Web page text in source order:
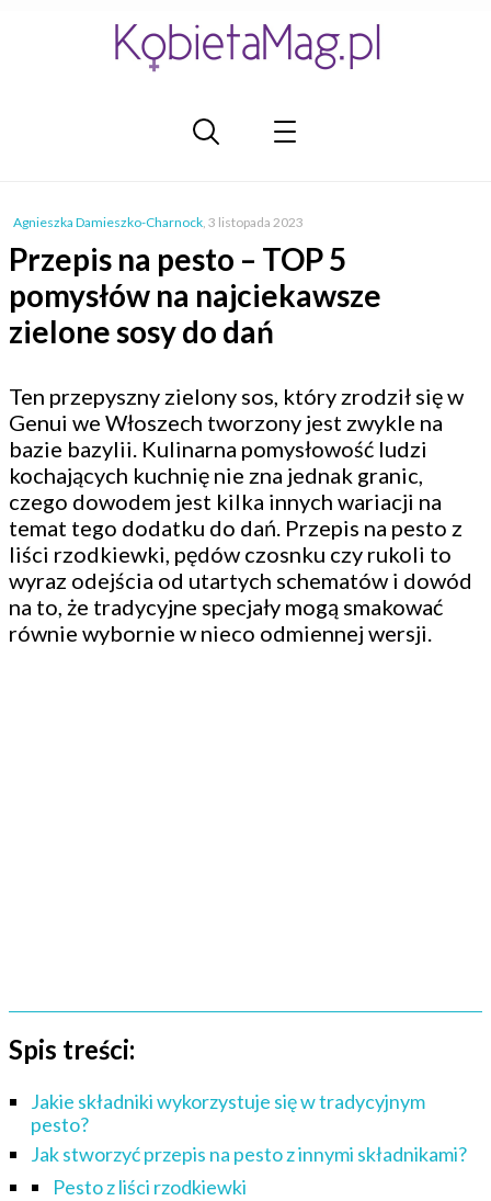
Agnieszka Damieszko-Charnock, 3 listopada 2023
Przepis na pesto – TOP 5
pomysłów na najciekawsze
zielone sosy do dań
Ten przepyszny zielony sos, który zrodził się w
Genui we Włoszech tworzony jest zwykle na
bazie bazylii. Kulinarna pomysłowość ludzi
kochających kuchnię nie zna jednak granic,
czego dowodem jest kilka innych wariacji na
temat tego dodatku do dań. Przepis na pesto z
liści rzodkiewki, pędów czosnku czy rukoli to
wyraz odejścia od utartych schematów i dowód
na to, że tradycyjne specjały mogą smakować
równie wybornie w nieco odmiennej wersji.
Spis treści:
Jakie składniki wykorzystuje się w tradycyjnym
pesto?
Jak stworzyć przepis na pesto z innymi składnikami?
Pesto z liści rzodkiewki